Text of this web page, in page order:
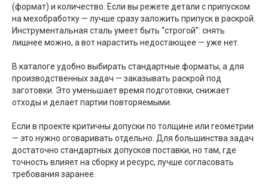
(формат) и количество. Если вы режете детали с припуском
на мехобработку — лучше сразу заложить припуск в раскрой.
Инструментальная сталь умеет быть “строгой”: снять
лишнее можно, а вот нарастить недостающее — уже нет.
В каталоге удобно выбирать стандартные форматы, а для
производственных задач — заказывать раскрой под
заготовки. Это уменьшает время подготовки, снижает
отходы и делает партии повторяемыми.
Если в проекте критичны допуски по толщине или геометрии
— это нужно оговаривать отдельно. Для большинства задач
достаточно стандартных допусков поставки, но там, где
точность влияет на сборку и ресурс, лучше согласовать
требования заранее.